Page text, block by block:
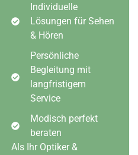
Individuelle
Lösungen für Sehen
& Hören
Persönliche
Begleitung mit
langfristigem
Service
Modisch perfekt
beraten
Als Ihr Optiker &